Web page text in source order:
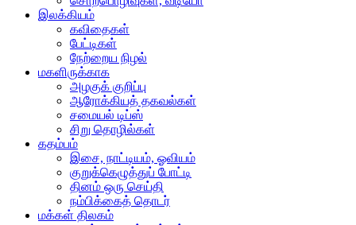
இலக்கியம்
கவிதைகள்
பேட்டிகள்
நேற்றைய நிழல்
மகளிருக்காக
அழகுக் குறிப்பு
ஆரோக்கியத் தகவல்கள்
சமையல் டிப்ஸ்
சிறு தொழில்கள்
கதம்பம்
இசை, நாட்டியம், ஓவியம்
குறுக்கெழுத்துப் போட்டி
தினம் ஒரு செய்தி
நம்பிக்கைத் தொடர்
மக்கள் திலகம்